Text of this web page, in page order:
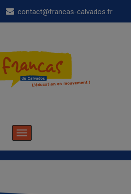
contact@francas-calvados.fr
Toggle
navigation